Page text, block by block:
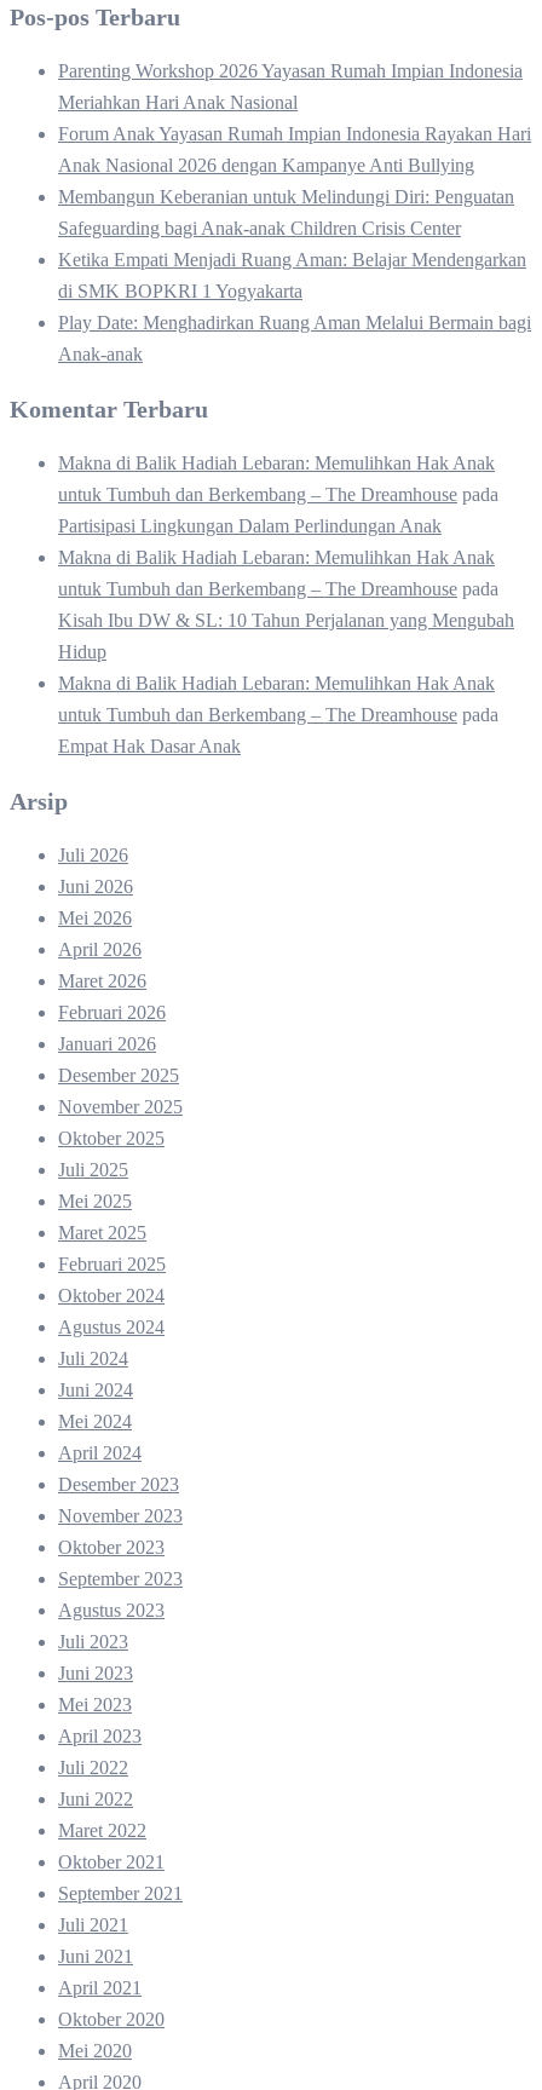
Pos-pos Terbaru
Parenting Workshop 2026 Yayasan Rumah Impian Indonesia
Meriahkan Hari Anak Nasional
Forum Anak Yayasan Rumah Impian Indonesia Rayakan Hari
Anak Nasional 2026 dengan Kampanye Anti Bullying
Membangun Keberanian untuk Melindungi Diri: Penguatan
Safeguarding bagi Anak-anak Children Crisis Center
Ketika Empati Menjadi Ruang Aman: Belajar Mendengarkan
di SMK BOPKRI 1 Yogyakarta
Play Date: Menghadirkan Ruang Aman Melalui Bermain bagi
Anak-anak
Komentar Terbaru
Makna di Balik Hadiah Lebaran: Memulihkan Hak Anak
untuk Tumbuh dan Berkembang – The Dreamhouse pada
Partisipasi Lingkungan Dalam Perlindungan Anak
Makna di Balik Hadiah Lebaran: Memulihkan Hak Anak
untuk Tumbuh dan Berkembang – The Dreamhouse pada
Kisah Ibu DW & SL: 10 Tahun Perjalanan yang Mengubah
Hidup
Makna di Balik Hadiah Lebaran: Memulihkan Hak Anak
untuk Tumbuh dan Berkembang – The Dreamhouse pada
Empat Hak Dasar Anak
Arsip
Juli 2026
Juni 2026
Mei 2026
April 2026
Maret 2026
Februari 2026
Januari 2026
Desember 2025
November 2025
Oktober 2025
Juli 2025
Mei 2025
Maret 2025
Februari 2025
Oktober 2024
Agustus 2024
Juli 2024
Juni 2024
Mei 2024
April 2024
Desember 2023
November 2023
Oktober 2023
September 2023
Agustus 2023
Juli 2023
Juni 2023
Mei 2023
April 2023
Juli 2022
Juni 2022
Maret 2022
Oktober 2021
September 2021
Juli 2021
Juni 2021
April 2021
Oktober 2020
Mei 2020
April 2020